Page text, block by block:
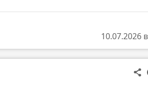
10.07.2026